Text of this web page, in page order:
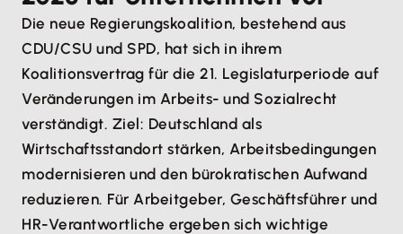
Die neue Regierungskoalition, bestehend aus
CDU/CSU und SPD, hat sich in ihrem
Koalitionsvertrag für die 21. Legislaturperiode auf
Veränderungen im Arbeits- und Sozialrecht
verständigt. Ziel: Deutschland als
Wirtschaftsstandort stärken, Arbeitsbedingungen
modernisieren und den bürokratischen Aufwand
reduzieren. Für Arbeitgeber, Geschäftsführer und
HR-Verantwortliche ergeben sich wichtige